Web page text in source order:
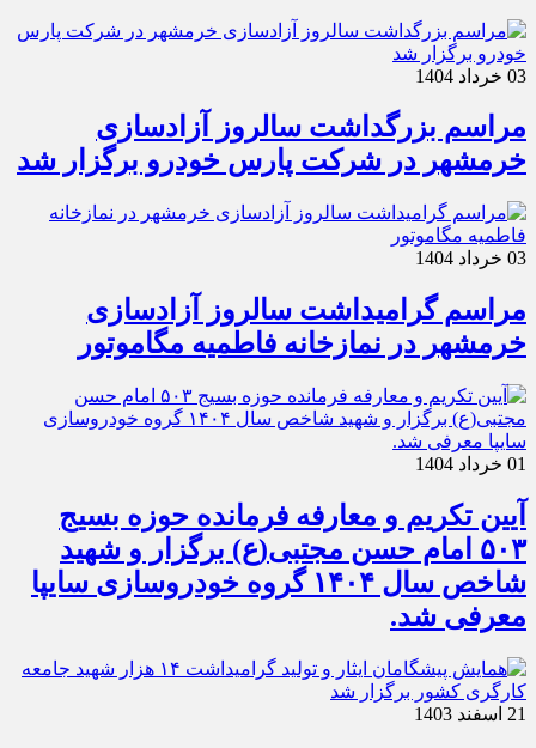
03 خرداد 1404
مراسم بزرگداشت سالروز آزادسازی
خرمشهر در شرکت پارس خودرو برگزار شد
03 خرداد 1404
مراسم گرامیداشت سالروز آزادسازی
خرمشهر در نمازخانه فاطمیه مگاموتور
01 خرداد 1404
آیین تکریم و معارفه فرمانده حوزه بسیج
۵۰۳ امام حسن مجتبی(ع) برگزار و شهید
شاخص سال ۱۴۰۴ گروه خودروسازی سایپا
معرفی شد.
21 اسفند 1403